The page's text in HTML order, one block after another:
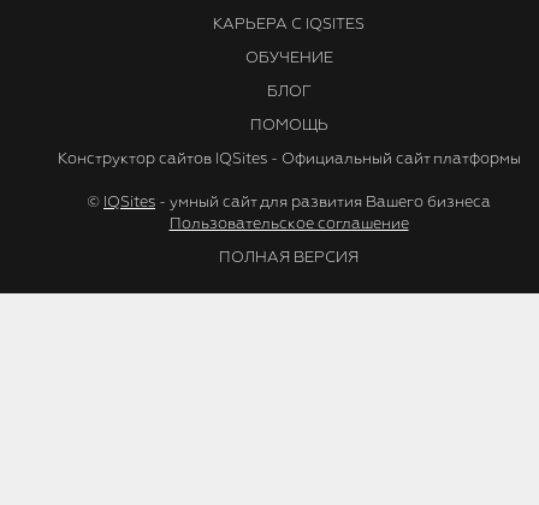
КАРЬЕРА С IQSITES
ОБУЧЕНИЕ
БЛОГ
ПОМОЩЬ
Конструктор сайтов IQSites - Официальный сайт платформы
© IQSites - умный сайт для развития Вашего бизнеса
Пользовательское соглашение
ПОЛНАЯ ВЕРСИЯ